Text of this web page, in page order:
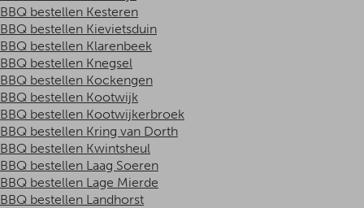
BBQ bestellen Kesteren
BBQ bestellen Kievietsduin
BBQ bestellen Klarenbeek
BBQ bestellen Knegsel
BBQ bestellen Kockengen
BBQ bestellen Kootwijk
BBQ bestellen Kootwijkerbroek
BBQ bestellen Kring van Dorth
BBQ bestellen Kwintsheul
BBQ bestellen Laag Soeren
BBQ bestellen Lage Mierde
BBQ bestellen Landhorst